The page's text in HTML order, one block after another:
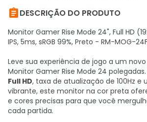
DESCRIÇÃO DO PRODUTO
Monitor Gamer Rise Mode 24", Full HD
IPS, 5ms, sRGB 99%, Preto - RM-MOG-
Leve sua experiência de jogo a um
Monitor Gamer Rise Mode 24
Full HD, taxa de atualização de 100Hz e
vibrante, este monitor na cor preta
e cores precisas para que você
cada partida.